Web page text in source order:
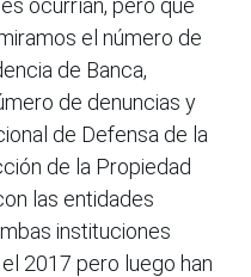
ocurrían, pero que
el número de
de Banca,
de denuncias y
de Defensa de la
de la Propiedad
las entidades
instituciones
2017 pero luego han